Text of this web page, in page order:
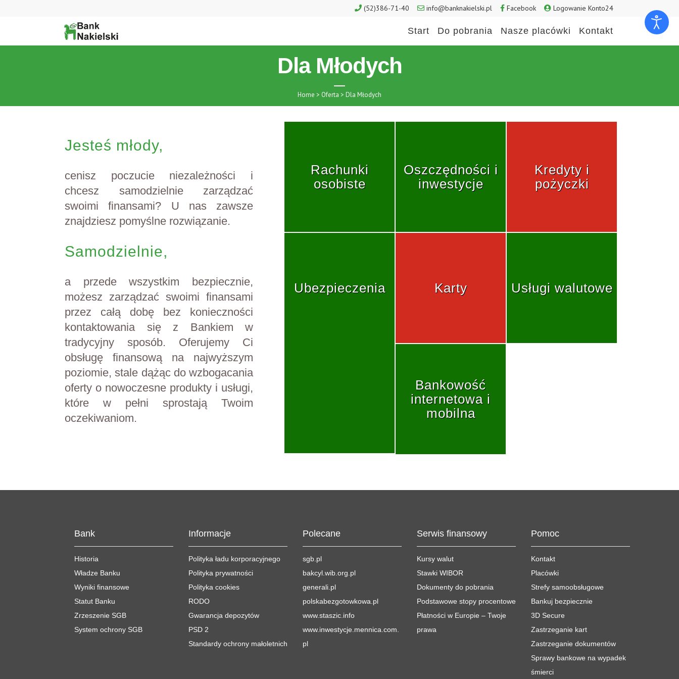
(52)386-71-40 info@banknakielski.pl Facebook Logowanie Konto24
Start Do pobrania Nasze placówki Kontakt
Dla Młodych
Home > Oferta > Dla Młodych
Jesteś młody,
cenisz poczucie niezależności i
chcesz samodzielnie zarządzać
swoimi finansami? U nas zawsze
znajdziesz pomyślne rozwiązanie.
Samodzielnie,
a przede wszystkim bezpiecznie,
możesz zarządzać swoimi finansami
przez całą dobę bez konieczności
kontaktowania się z Bankiem w
tradycyjny sposób. Oferujemy Ci
obsługę finansową na najwyższym
poziomie, stale dążąc do wzbogacania
oferty o nowoczesne produkty i usługi,
które w pełni sprostają Twoim
oczekiwaniom.
Rachunki
osobiste
Ubezpieczenia
Oszczędności i
inwestycje
Karty
Bankowość
internetowa i
mobilna
Kredyty i
pożyczki
Usługi walutowe
Bank
Historia
Władze Banku
Wyniki finansowe
Statut Banku
Zrzeszenie SGB
System ochrony SGB
Informacje
Polityka ładu korporacyjnego
Polityka prywatności
Polityka cookies
RODO
Gwarancja depozytów
PSD 2
Standardy ochrony małoletnich
Polecane
sgb.pl
bakcyl.wib.org.pl
generali.pl
polskabezgotowkowa.pl
www.staszic.info
www.inwestycje.mennica.com.
pl
Serwis finansowy
Kursy walut
Stawki WIBOR
Dokumenty do pobrania
Podstawowe stopy procentowe
Płatności w Europie – Twoje
prawa
Pomoc
Kontakt
Placówki
Strefy samoobsługowe
Bankuj bezpiecznie
3D Secure
Zastrzeganie kart
Zastrzeganie dokumentów
Sprawy bankowe na wypadek
śmierci